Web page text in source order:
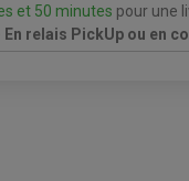
et 50 minutes pour une
relais PickUp ou en